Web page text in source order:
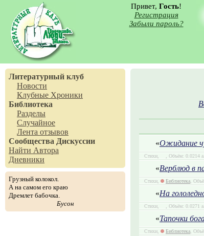
Привет, Гость!
Регистрация
Забыли пароль?
Литературный клуб
Новости
Клубные Хроники
Библиотека
Разделы
Случайное
Лента отзывов
Сообщества Дискуссии
Найти Автора
Дневники
Грузный колокол.
А на самом его краю
Дремлет бабочка.
Бусон
«Ожидание
Стихи, , Объём: 0.0214
«Верблюд в
Стихи, Библиотека,
«На
Стихи, , Объём: 0.0271
«Тапочки
Стихи, Библиотека,